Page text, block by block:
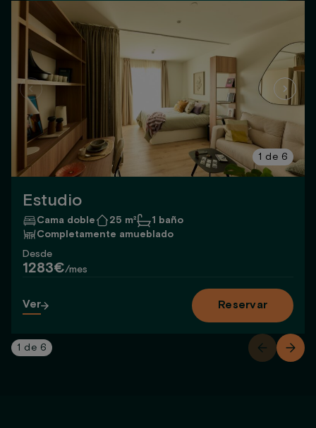
1 de 6
Estudio
Cama doble 25 m²
1 baño
Completamente amueblado
Desde
1283€/mes
Ver Reservar
1 de 6